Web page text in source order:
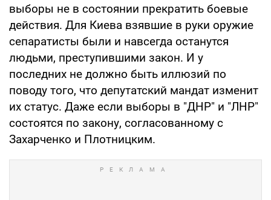
выборы не в состоянии прекратить боевые
действия. Для Киева взявшие в руки оружие
сепаратисты были и навсегда останутся
людьми, преступившими закон. И у
последних не должно быть иллюзий по
поводу того, что депутатский мандат изменит
их статус. Даже если выборы в "ДНР" и "ЛНР"
состоятся по закону, согласованному с
Захарченко и Плотницким.